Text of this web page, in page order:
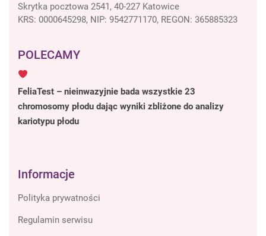
Skrytka pocztowa 2541, 40-227 Katowice
KRS: 0000645298, NIP: 9542771170, REGON: 365885323
POLECAMY
FeliaTest – nieinwazyjnie bada wszystkie 23
chromosomy płodu dając wyniki zbliżone do analizy
kariotypu płodu
Informacje
Polityka prywatności
Regulamin serwisu